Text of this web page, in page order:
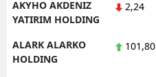
AKYHO AKDENIZ
YATIRIM HOLDING
2,24
ALARK ALARKO
HOLDING
101,80